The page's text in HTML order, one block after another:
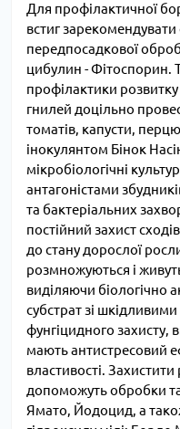
Для профілактичної
встиг
передпосадкової
цибулин - Фітоспорин.
профілактики розвитку
гнилей доцільно
томатів, капусти,
інокулянтом Бінок
мікробіологічні
антагоністами
та бактеріальних
постійний захист
до стану дорослої
розмножуються і
виділяючи біологічно
субстрат зі
фунгіцидного захисту,
мають антистресовий
властивості. Захистити
допоможуть обробки
Ямато, Йодоцид, а